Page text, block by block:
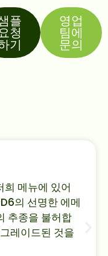
플
청
기
영업
팀에
문의
메뉴에 있어
의 선명한 에메
추종을 불허합
레이드된 것을